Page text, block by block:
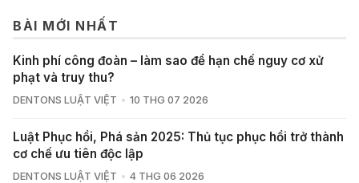
BÀI MỚI NHẤT
Kinh phí công đoàn – làm sao để hạn chế nguy cơ xử
phạt và truy thu?
DENTONS LUẬT VIỆT 10 THG 07 2026
Luật Phục hồi, Phá sản 2025: Thủ tục phục hồi trở thành
cơ chế ưu tiên độc lập
DENTONS LUẬT VIỆT 4 THG 06 2026